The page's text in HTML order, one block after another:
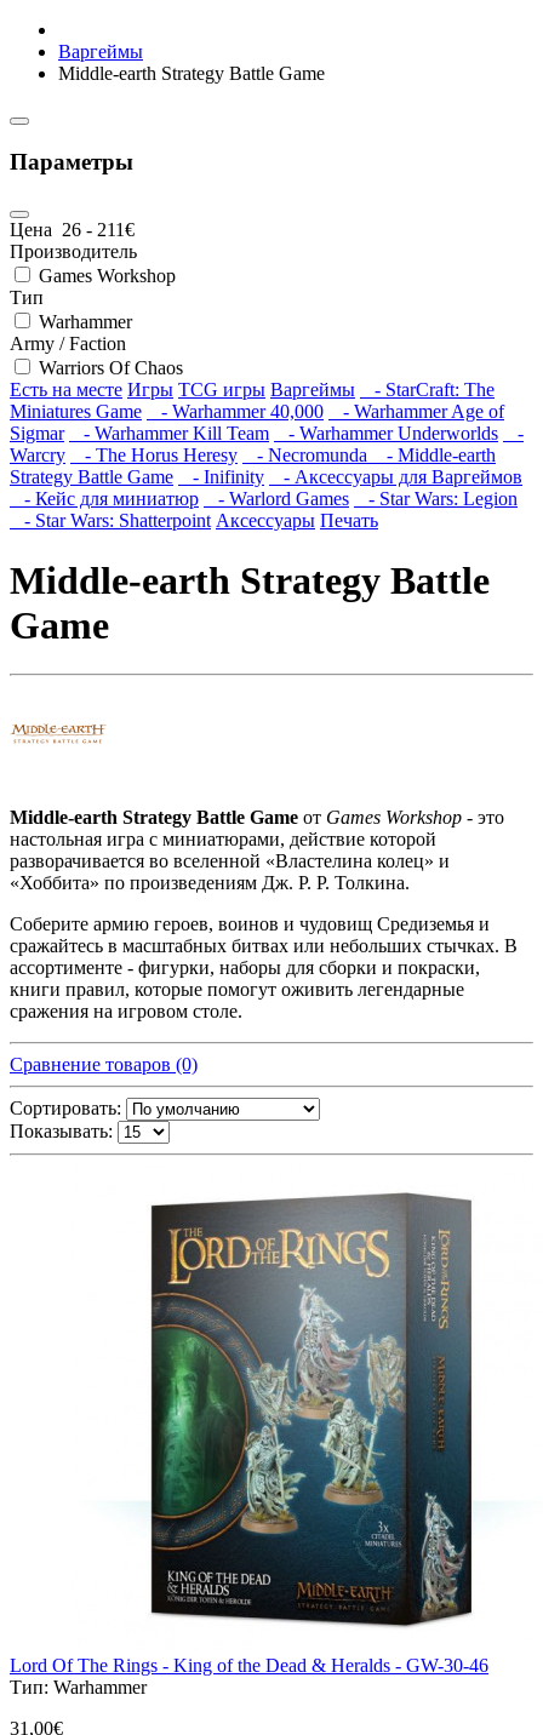
Варгеймы
Middle-earth Strategy Battle Game
Параметры
Цена 26 - 211€
Производитель
Games Workshop
Тип
Warhammer
Army / Faction
Warriors Of Chaos
Есть на месте Игры TCG игры Варгеймы
- StarCraft: The
Miniatures Game
- Warhammer 40,000
- Warhammer Age of
Sigmar
- Warhammer Kill Team - Warhammer Underworlds
-
Warcry
- The Horus Heresy - Necromunda
- Middle-earth
Strategy Battle Game
- Inifinity
- Аксессуары для Варгеймов
- Кейс для миниатюр
- Warlord Games
- Star Wars: Legion
- Star Wars: Shatterpoint Аксессуары Печать
Middle-earth Strategy Battle
Game
Middle-earth Strategy Battle Game от Games Workshop - это
настольная игра с миниатюрами, действие которой
разворачивается во вселенной «Властелина колец» и
«Хоббита» по произведениям Дж. Р. Р. Толкина.
Соберите армию героев, воинов и чудовищ Средиземья и
сражайтесь в масштабных битвах или небольших стычках. В
ассортименте - фигурки, наборы для сборки и покраски,
книги правил, которые помогут оживить легендарные
сражения на игровом столе.
Сравнение товаров (0)
Сортировать:
Показывать:
Lord Of The Rings - King of the Dead & Heralds - GW-30-46
Тип: Warhammer
31,00€